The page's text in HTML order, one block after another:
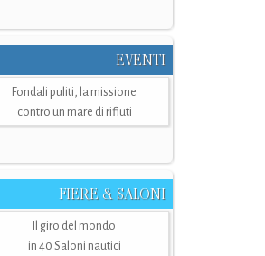
EVENTI
Fondali puliti, la missione
contro un mare di rifiuti
FIERE & SALONI
Il giro del mondo
in 40 Saloni nautici